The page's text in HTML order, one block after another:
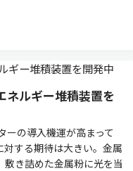
ネルギー堆積装置を
ーの導入機運が高まって
する期待は大きい。金属
き詰めた金属粉に光を当